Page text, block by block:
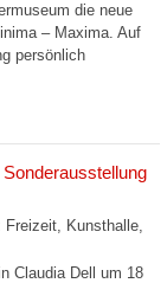
die neue
– Maxima. Auf
persönlich
Freizeit, Kunsthalle,
Claudia Dell um 18